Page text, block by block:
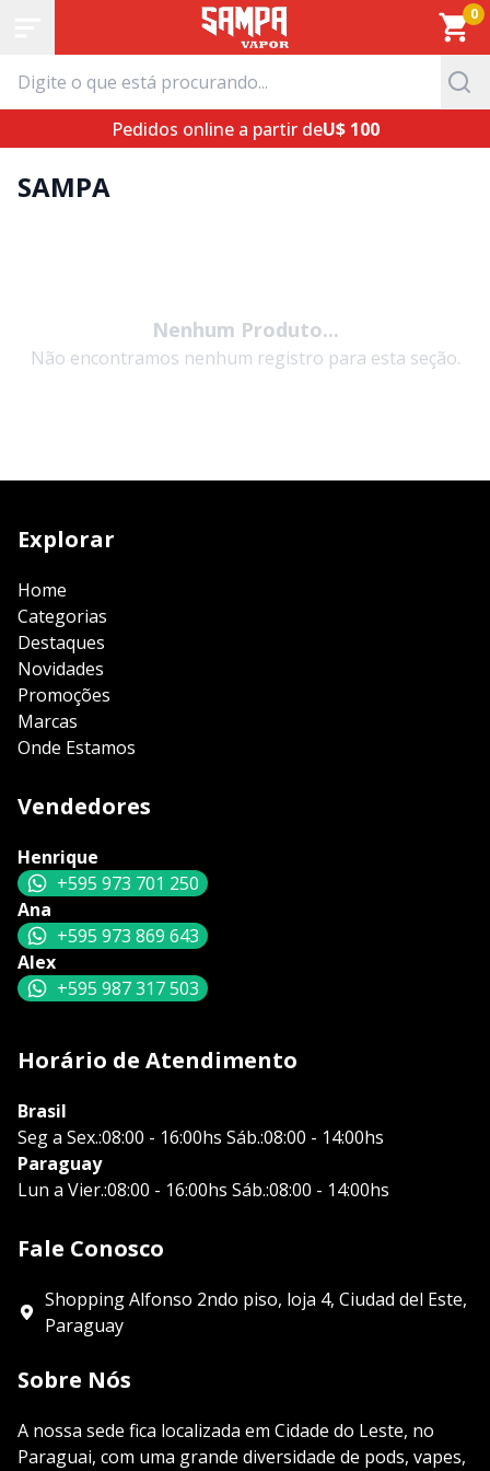
Pedidos online a partir deU$ 100
SAMPA
Nenhum Produto...
Não encontramos nenhum registro para esta seção.
Explorar
Home
Categorias
Destaques
Novidades
Promoções
Marcas
Onde Estamos
Vendedores
Henrique
+595 973 701 250
Ana
+595 973 869 643
Alex
+595 987 317 503
Horário de Atendimento
Brasil
Seg a Sex.:08:00 - 16:00hs Sáb.:08:00 - 14:00hs
Paraguay
Lun a Vier.:08:00 - 16:00hs Sáb.:08:00 - 14:00hs
Fale Conosco
Shopping Alfonso 2ndo piso, loja 4, Ciudad del Este,
Paraguay
Sobre Nós
A nossa sede fica localizada em Cidade do Leste, no
Paraguai, com uma grande diversidade de pods, vapes,
0